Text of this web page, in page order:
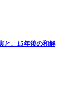
と、15年後の和解